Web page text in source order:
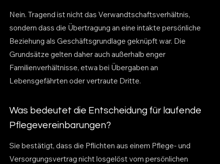
Nein. Tragend ist nicht das Verwandtschaftsverhältnis,
sondern dass die Übertragung an eine intakte persönliche
Beziehung als Geschäftsgrundlage geknüpft war. Die
Grundsätze gelten daher auch außerhalb enger
Familienverhältnisse, etwa bei Übergaben an
Lebensgefährten oder vertraute Dritte.
Was bedeutet die Entscheidung für laufende
Pflegevereinbarungen?
Sie bestätigt, dass die Pflichten aus einem Pflege- und
Versorgungsvertrag nicht losgelöst vom persönlichen